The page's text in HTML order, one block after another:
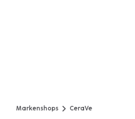
Markenshops CeraVe